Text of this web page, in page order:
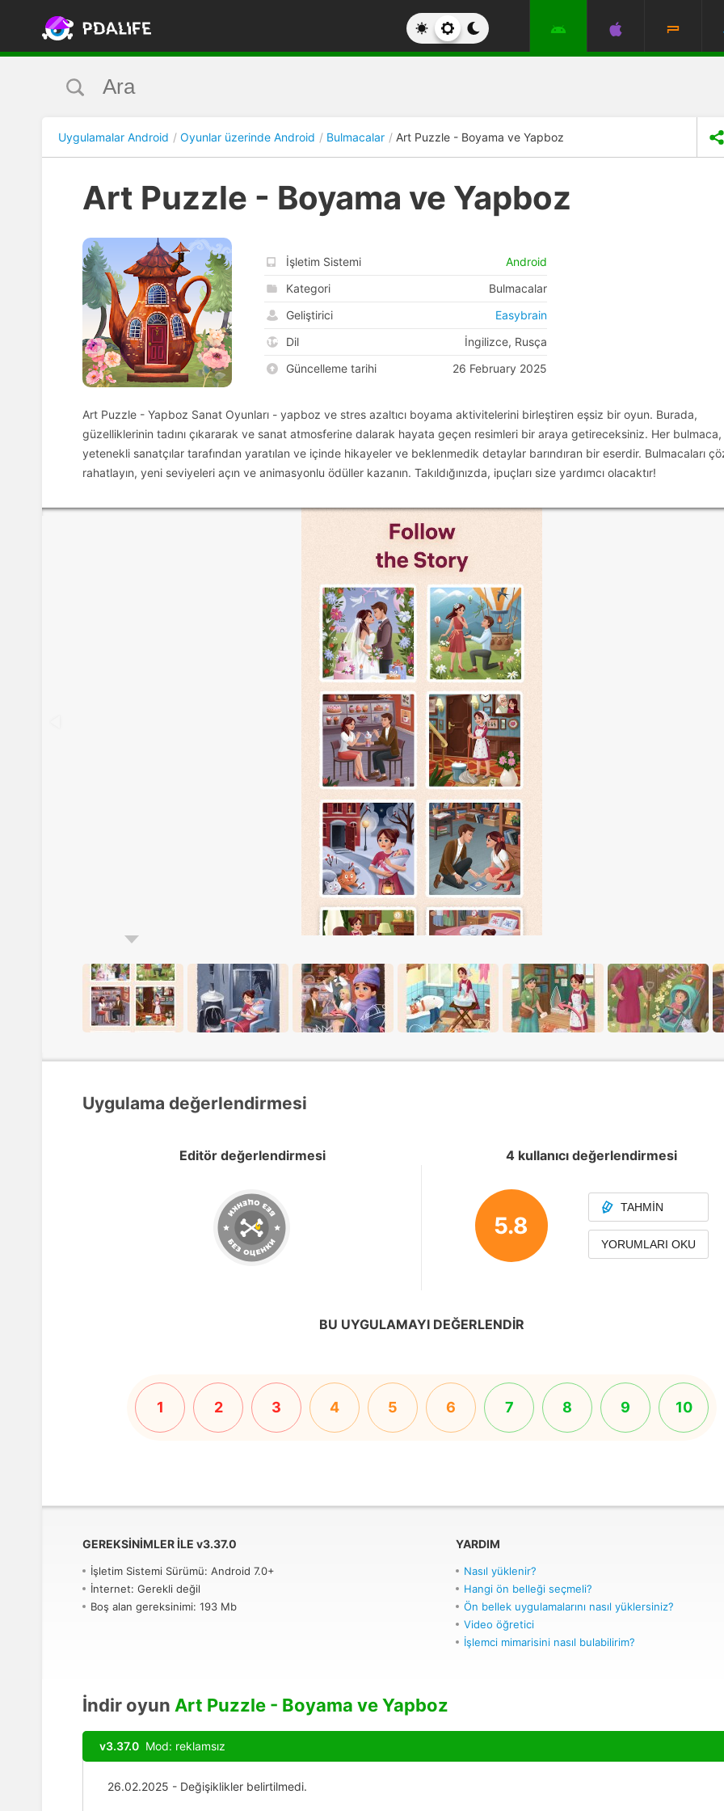
Uygulamalar Android Oyunlar üzerinde Android Bulmacalar Art Puzzle - Boyama ve Yapboz
Art Puzzle - Boyama ve Yapboz
İşletim Sistemi
Android
Kategori
Bulmacalar
Geliştirici
Easybrain
Dil
İngilizce, Rusça
Güncelleme tarihi
26 February 2025
Art Puzzle - Yapboz Sanat Oyunları - yapboz ve stres azaltıcı boyama aktivitelerini birleştiren eşsiz bir oyun. Burada,
güzelliklerinin tadını çıkararak ve sanat atmosferine dalarak hayata geçen resimleri bir araya getireceksiniz. Her bulmaca,
yetenekli sanatçılar tarafından yaratılan ve içinde hikayeler ve beklenmedik detaylar barındıran bir eserdir. Bulmacaları
rahatlayın, yeni seviyeleri açın ve animasyonlu ödüller kazanın. Takıldığınızda, ipuçları size yardımcı olacaktır!
Uygulama değerlendirmesi
Editör değerlendirmesi 4 kullanıcı değerlendirmesi
5.8
TAHMIN
YORUMLARI OKU
BU UYGULAMAYI DEĞERLENDIR
1 2 3 4 5 6 7 8 9 10
GEREKSINIMLER ILE v3.37.0
İşletim Sistemi Sürümü: Android 7.0+
İnternet: Gerekli değil
Boş alan gereksinimi: 193 Mb
YARDIM
Nasıl yüklenir?
Hangi ön belleği seçmeli?
Ön bellek uygulamalarını nasıl yüklersiniz?
Video öğretici
İşlemci mimarisini nasıl bulabilirim?
İndir oyun Art Puzzle - Boyama ve Yapboz
v3.37.0 Mod: reklamsız
26.02.2025 - Değişiklikler belirtilmedi.